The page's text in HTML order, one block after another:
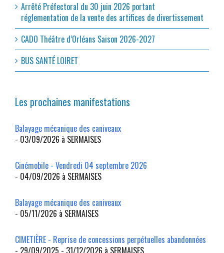
Arrêté Préfectoral du 30 juin 2026 portant
réglementation de la vente des artifices de divertissement
CADO Théâtre d’Orléans Saison 2026-2027
BUS SANTÉ LOIRET
Les prochaines manifestations
Balayage mécanique des caniveaux
- 03/09/2026 à SERMAISES
Cinémobile - Vendredi 04 septembre 2026
- 04/09/2026 à SERMAISES
Balayage mécanique des caniveaux
- 05/11/2026 à SERMAISES
CIMETIÈRE - Reprise de concessions perpétuelles abandonnées
- 29/09/2025 - 31/12/2026 à SERMAISES